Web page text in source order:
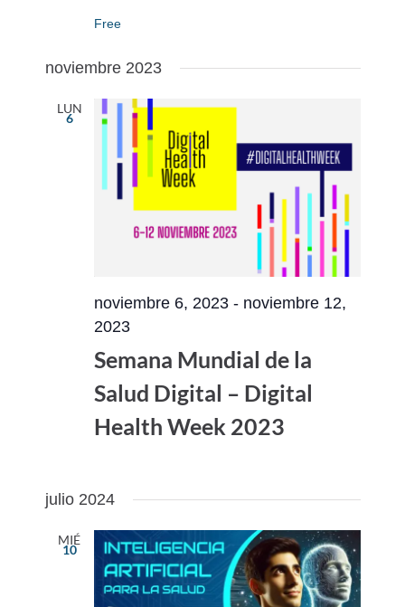
Free
noviembre 2023
LUN
6
noviembre 6, 2023- noviembre 12,
2023
Semana Mundial de la
Salud Digital – Digital
Health Week 2023
julio 2024
MIÉ
10